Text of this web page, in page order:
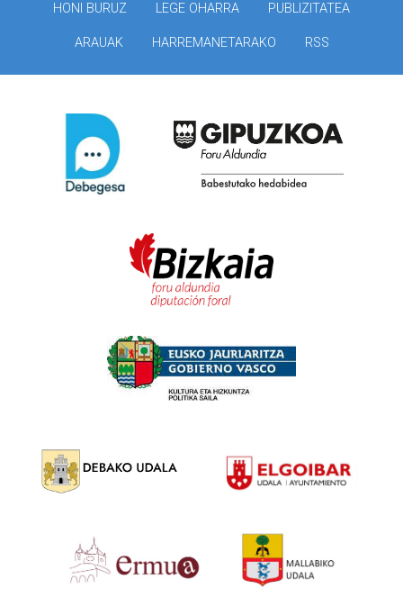
HONI BURUZ LEGE OHARRA PUBLIZITATEA
ARAUAK HARREMANETARAKO RSS